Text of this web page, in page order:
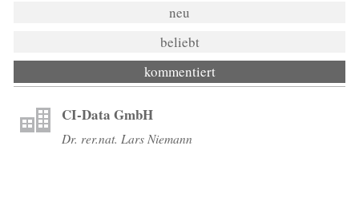
neu
beliebt
kommentiert
CI-Data GmbH
Dr. rer.nat. Lars Niemann